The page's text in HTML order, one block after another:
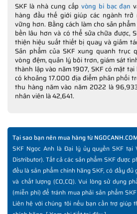
SKF là nhà cung cấp vòng bi bạc đạn
hàng đầu thế giới giúp các ngành trở
vững hơn. Bằng cách làm cho sản
bền lâu hơn và có thể sửa chữa được,
thiện hiệu suất thiết bị quay và giảm
Sản phẩm của SKF xung quanh trục
vòng đệm, quản lý bôi trơn, giám sát
thành lập vào năm 1907, SKF có mặt
có khoảng 17.000 địa điểm phân phối
thu hàng năm vào năm 2022 là
nhân viên là 42,641.
Tại sao bạn nên mua hàng từ
SKF Ngọc Anh là Đại lý ủy quyền SKF tại
Distributor). Tất cả các sản phẩm SKF được
đều là sản phẩm chính hãng SKF, có đầy
và chất lượng (CO,CQ). Vui lòng sử dụng
(miễn phí) để tránh mua phải sản phẩm
Liên hệ với chúng tôi nếu bạn cần trợ giúp